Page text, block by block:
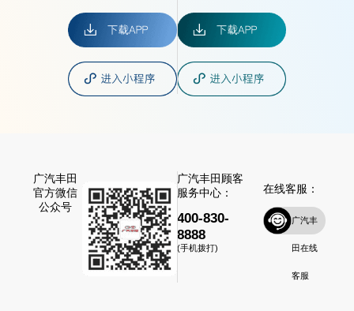
广汽丰田
官方微信
公众号
广汽丰田顾客
服务中心：
400-830-
8888
(手机拨打)
在线客服：
广汽丰
田在线
客服